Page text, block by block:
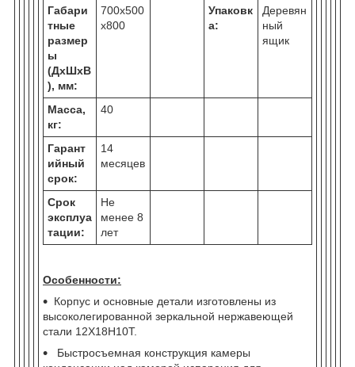
Габари
тные
размер
ы
(ДхШхВ
), мм:
700х500
х800
Упаковк
а:
Деревян
ный
ящик
Масса,
кг:
40
Гарант
ийный
срок:
14
месяцев
Срок
эксплуа
тации:
Не
менее 8
лет
Особенности:
Корпус и основные детали изготовлены из
высоколегированной зеркальной нержавеющей
стали 12Х18Н10Т.
Быстросъемная конструкция камеры